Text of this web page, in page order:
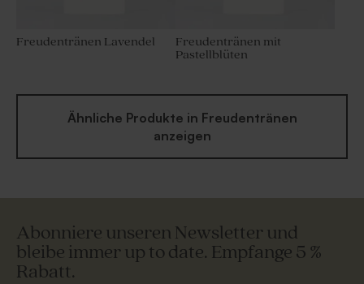
Freudentränen Lavendel
Freudentränen mit
Pastellblüten
Ähnliche Produkte in Freudentränen
anzeigen
Abonniere unseren Newsletter und
bleibe immer up to date. Empfange 5 %
Rabatt.